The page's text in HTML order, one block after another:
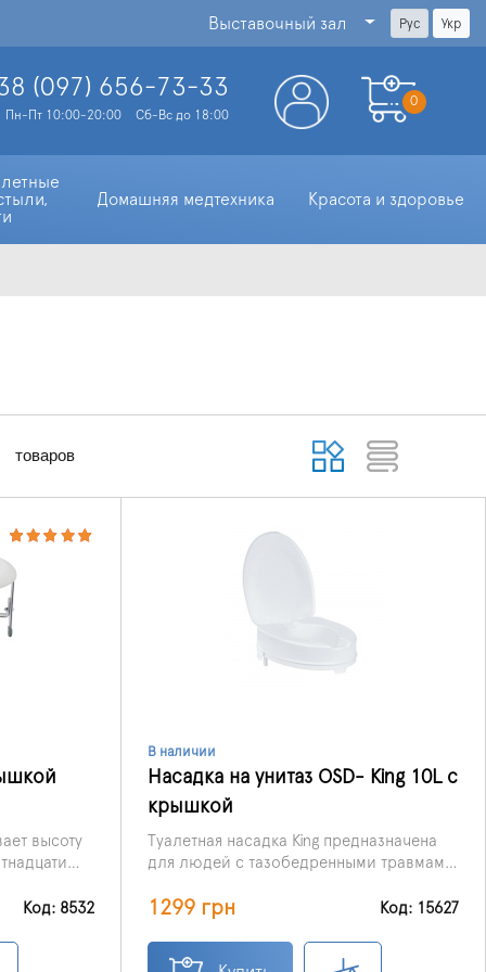
Выставочный зал Рус Укр
(097) 656-73-33
Пн-Пт 10:00-20:00 Сб-Вс до 18:00
0
Домашняя медтехника Красота и здоровье
товаров
высоту
Код: 8532
В наличии
Насадка на унитаз OSD- King 10L с
крышкой
Туалетная насадка King предназначена
для людей с тазобедренными травмами,
пожилых людей и с ограниченными
на стационарный унитаз King
1299 грн Код: 15627